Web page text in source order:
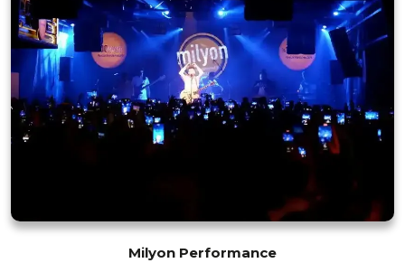
Milyon Performance